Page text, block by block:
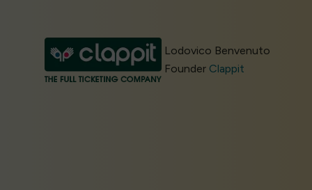
Lodovico Benvenuto
Founder Clappit